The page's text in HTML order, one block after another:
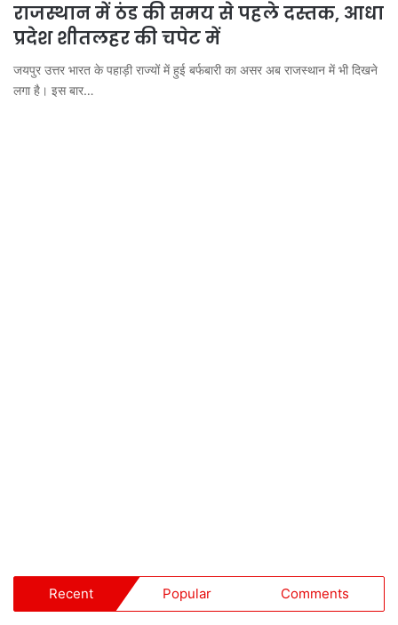
राजस्थान में ठंड की समय से पहले दस्तक, आधा
प्रदेश शीतलहर की चपेट में
जयपुर उत्तर भारत के पहाड़ी राज्यों में हुई बर्फबारी का असर अब राजस्थान में भी दिखने
लगा है। इस बार…
Recent Popular Comments